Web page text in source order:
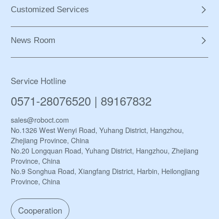
Customized Services
News Room
Service Hotline
0571-28076520 | 89167832
sales@roboct.com
No.1326 West Wenyi Road, Yuhang District, Hangzhou,
Zhejiang Province, China
No.20 Longquan Road, Yuhang District, Hangzhou, Zhejiang
Province, China
No.9 Songhua Road, Xiangfang District, Harbin, Heilongjiang
Province, China
Cooperation